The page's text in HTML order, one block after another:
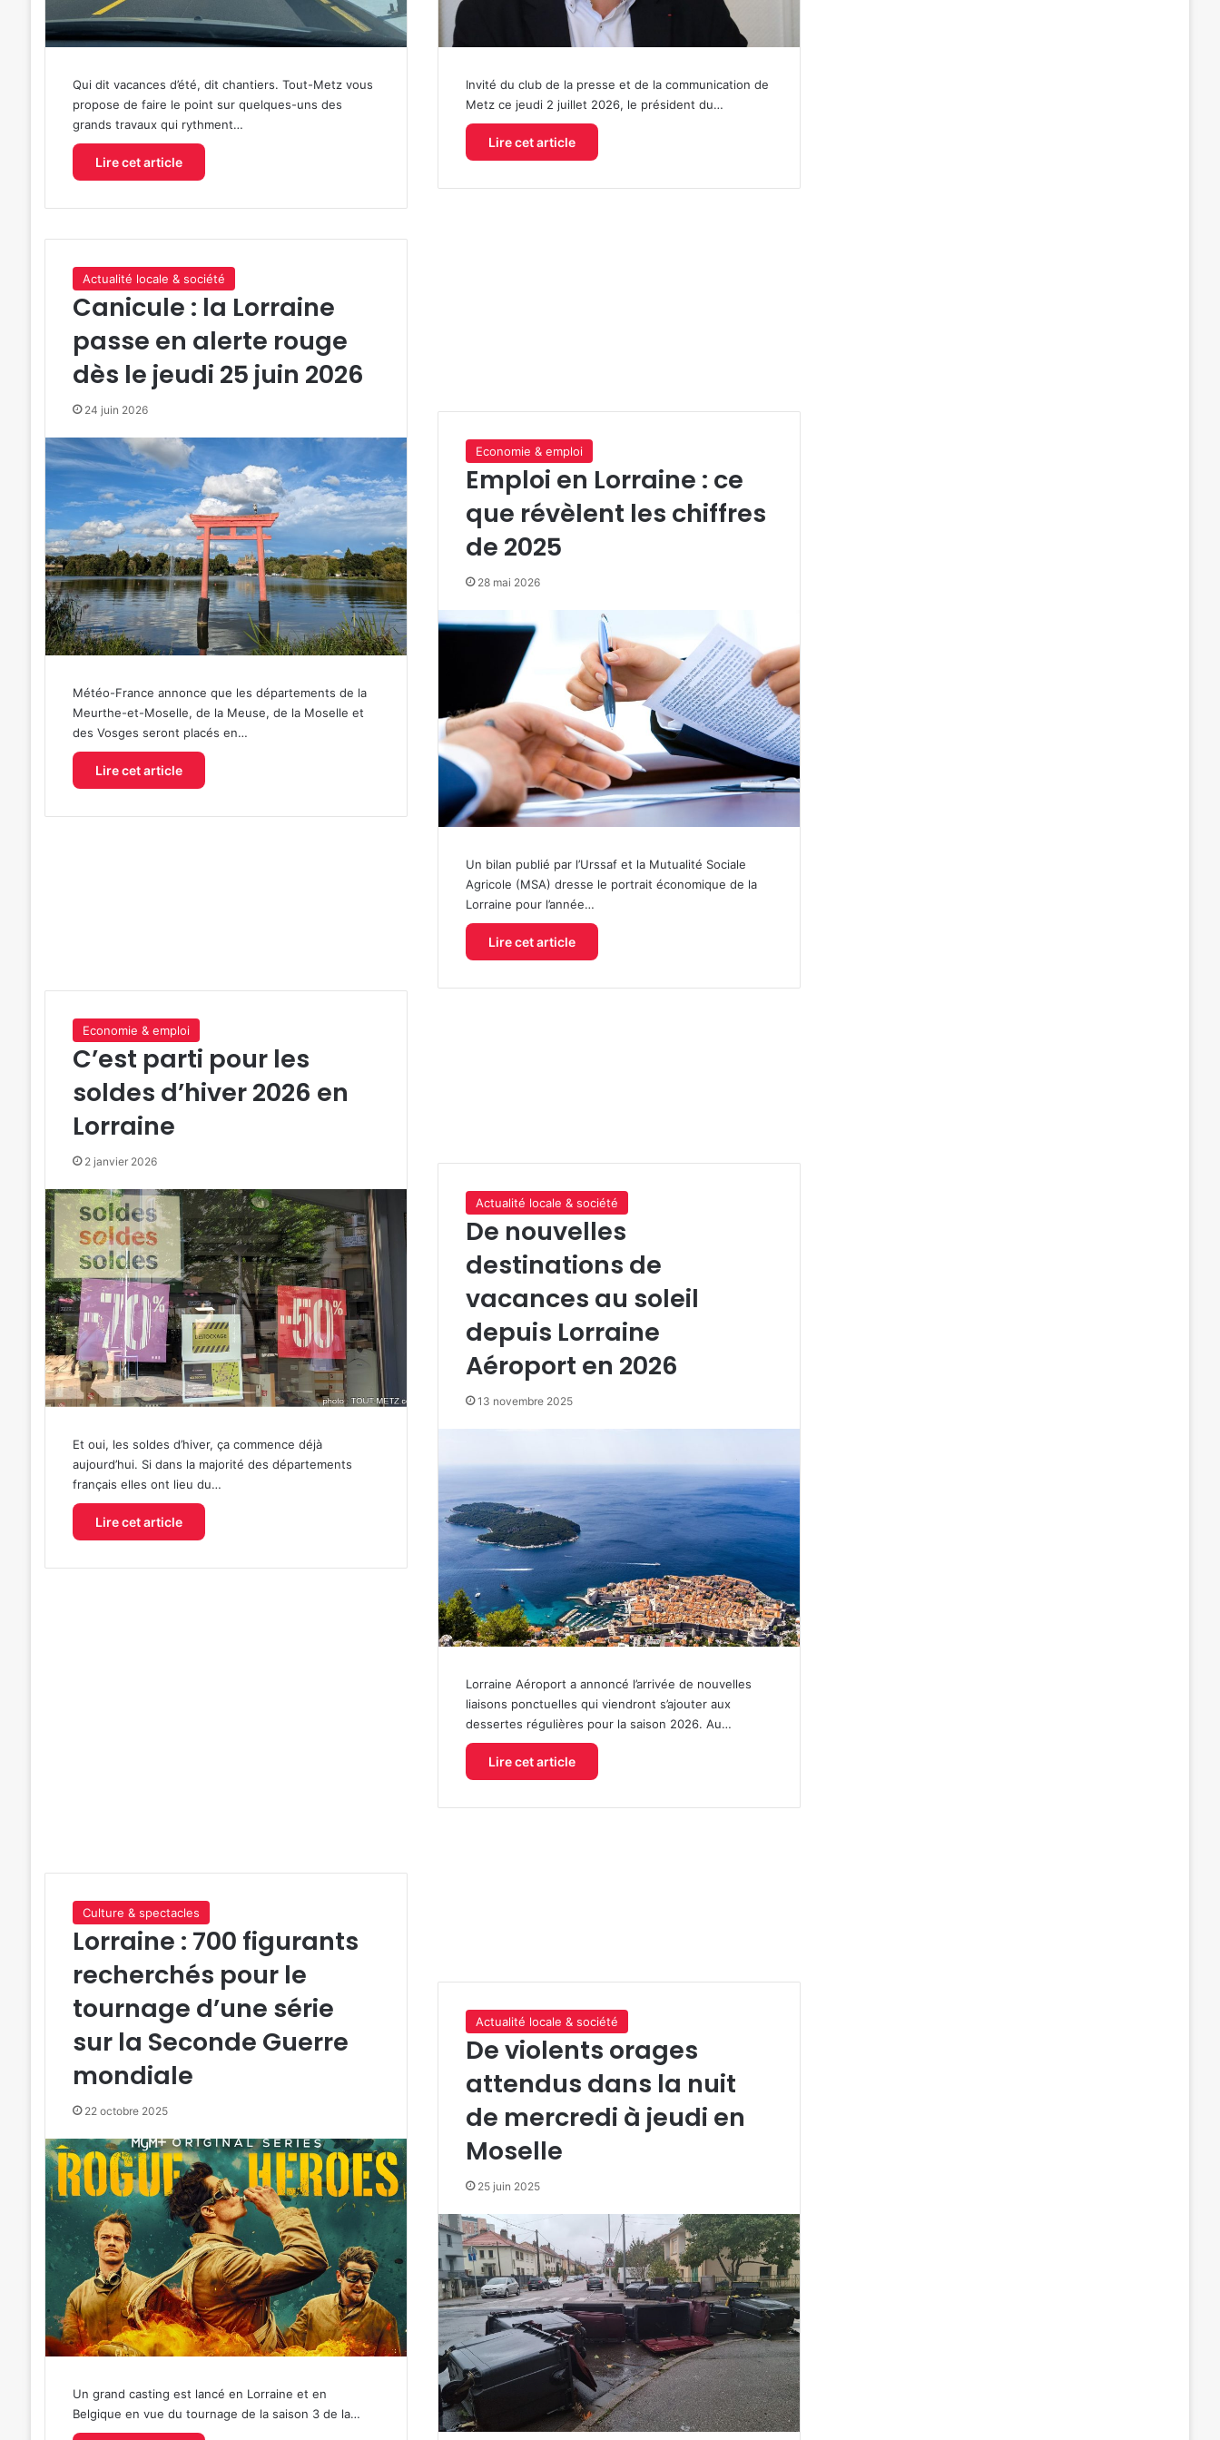
Qui dit vacances d’été, dit chantiers. Tout-Metz vous
propose de faire le point sur quelques-uns des
grands travaux qui rythment…
Lire cet article
Invité du club de la presse et de la communication de
Metz ce jeudi 2 juillet 2026, le président du…
Lire cet article
Actualité locale & société
Canicule : la Lorraine
passe en alerte rouge
dès le jeudi 25 juin 2026
24 juin 2026
Météo-France annonce que les départements de la
Meurthe-et-Moselle, de la Meuse, de la Moselle et
des Vosges seront placés en…
Lire cet article
Economie & emploi
Emploi en Lorraine : ce
que révèlent les chiffres
de 2025
28 mai 2026
Un bilan publié par l’Urssaf et la Mutualité Sociale
Agricole (MSA) dresse le portrait économique de la
Lorraine pour l’année…
Lire cet article
Economie & emploi
C’est parti pour les
soldes d’hiver 2026 en
Lorraine
2 janvier 2026
Et oui, les soldes d’hiver, ça commence déjà
aujourd’hui. Si dans la majorité des départements
français elles ont lieu du…
Lire cet article
Actualité locale & société
De nouvelles
destinations de
vacances au soleil
depuis Lorraine
Aéroport en 2026
13 novembre 2025
Lorraine Aéroport a annoncé l’arrivée de nouvelles
liaisons ponctuelles qui viendront s’ajouter aux
dessertes régulières pour la saison 2026. Au…
Lire cet article
Culture & spectacles
Lorraine : 700 figurants
recherchés pour le
tournage d’une série
sur la Seconde Guerre
mondiale
22 octobre 2025
Un grand casting est lancé en Lorraine et en
Belgique en vue du tournage de la saison 3 de la…
Actualité locale & société
De violents orages
attendus dans la nuit
de mercredi à jeudi en
Moselle
25 juin 2025